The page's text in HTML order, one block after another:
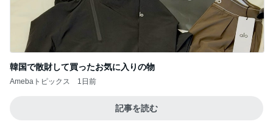
韓国で散財して買ったお気に入りの物
Amebaトピックス 1日前
記事を読む